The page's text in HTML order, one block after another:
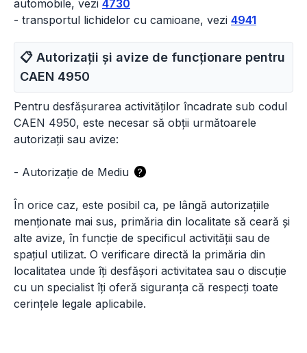
automobile, vezi 4730
- transportul lichidelor cu camioane, vezi 4941
📋 Autorizații și avize de funcționare pentru
CAEN 4950
Pentru desfășurarea activităților încadrate sub codul
CAEN 4950, este necesar să obții următoarele
autorizații sau avize:
- Autorizație de Mediu ?
În orice caz, este posibil ca, pe lângă autorizațiile
menționate mai sus, primăria din localitate să ceară și
alte avize, în funcție de specificul activității sau de
spațiul utilizat. O verificare directă la primăria din
localitatea unde îți desfășori activitatea sau o discuție
cu un specialist îți oferă siguranța că respecți toate
cerințele legale aplicabile.